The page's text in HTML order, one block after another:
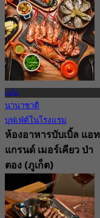
ภูเก็ต
นานาชาติ
บุฟเฟ่ต์ในโรงแรม
ห้องอาหารบับเบิ้ล แอท
แกรนด์ เมอร์เคียว ป่า
ตอง (ภูเก็ต)
4.2
จาก฿ 596.66